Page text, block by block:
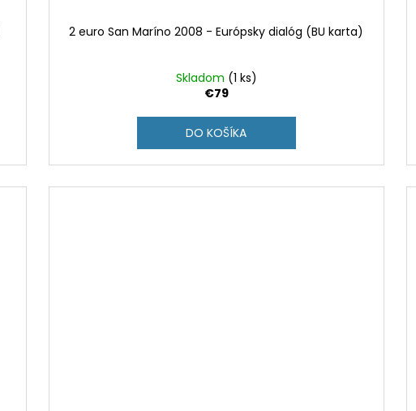
2 euro San Maríno 2008 - Európsky dialóg (BU karta)
Skladom (1 ks)
€79
DO KOŠÍKA